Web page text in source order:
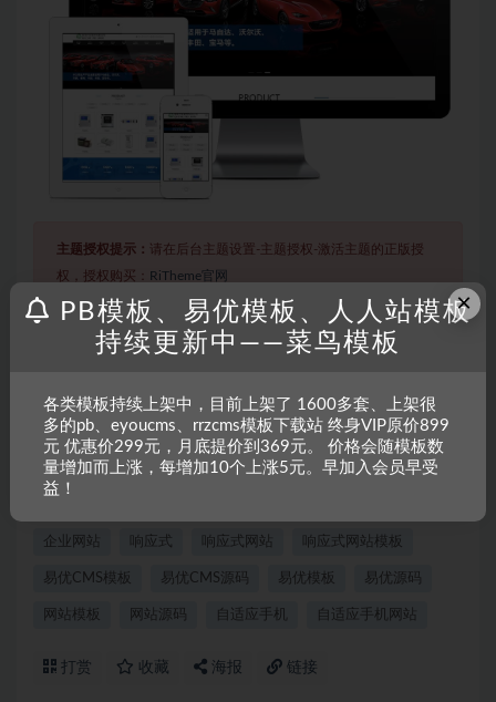
主题授权提示： 请在后台主题设置-主题授权-激活主题的正版授
权，授权购买： RiTheme官网
本站所有文章，如无特殊说明或标注，均为本站原创发
采集、发布本站内容到任何网站、书籍等各类媒体平台。如若本
站内容侵犯了原著者的合法权益，可联系我们进行处理。
企业网站 响应式 响应式网站 响应式网站模板
易优CMS模板 易优CMS源码 易优模板 易优源码
网站模板 网站源码 自适应手机 自适应手机网站
打赏 收藏 海报 链接
×
PB模板、易优模板、人人站模板
持续更新中——菜鸟模板
各类模板持续上架中，目前上架了 1600多套、上架很
多的pb、eyoucms、rrzcms模板下载站 终身VIP原价899
元 优惠价299元，月底提价到369元。 价格会随模板数
量增加而上涨，每增加10个上涨5元。早加入会员早受
益！